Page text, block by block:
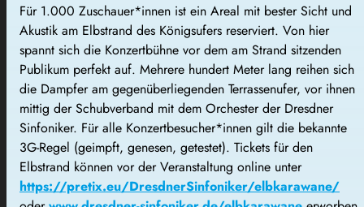
Für 1.000 Zuschauer*innen ist ein Areal mit bester Sicht und
Akustik am Elbstrand des Königsufers reserviert. Von hier
spannt sich die Konzertbühne vor dem am Strand sitzenden
Publikum perfekt auf. Mehrere hundert Meter lang reihen sich
die Dampfer am gegenüberliegenden Terrassenufer, vor ihnen
mittig der Schubverband mit dem Orchester der Dresdner
Sinfoniker. Für alle Konzertbesucher*innen gilt die bekannte
3G-Regel (geimpft, genesen, getestet). Tickets für den
Elbstrand können vor der Veranstaltung online unter
https://pretix.eu/DresdnerSinfoniker/elbkarawane/